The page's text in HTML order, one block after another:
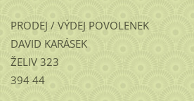
PRODEJ / VÝDEJ POVOLENEK
DAVID KARÁSEK
ŽELIV 323
394 44